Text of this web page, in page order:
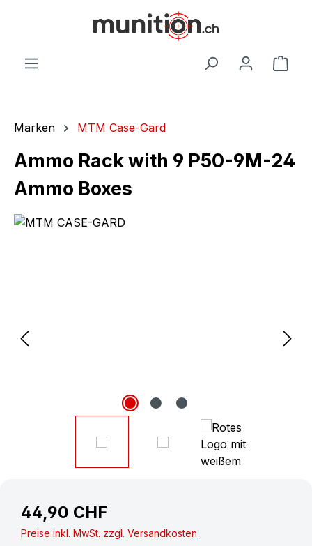
Marken MTM Case-Gard
Ammo Rack with 9 P50-9M-24
Ammo Boxes
44,90 CHF
Preise inkl. MwSt. zzgl. Versandkosten